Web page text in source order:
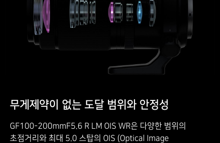
무게제약이 없는 도달 범위와 안정성
GF100-200mmF5.6 R LM OIS WR은 다양한 범위의
초점거리와 최대 5.0 스탑의 OIS (Optical Image